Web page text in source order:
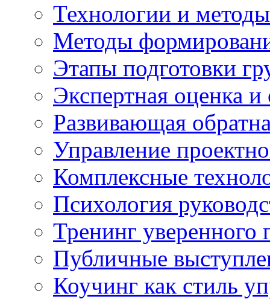
Технологии и
Методы
Этапы подготовки
Экспертная оценка
Развивающая
Управление
Комплексные
Психология
Тренинг уверенного
Публичные
Коучинг как стиль